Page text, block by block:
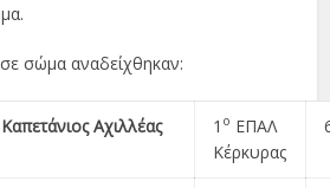
σώμα αναδείχθηκαν:
Καπετάνιος Αχιλλέας 1 ο ΕΠΑΛ
Κέρκυρας